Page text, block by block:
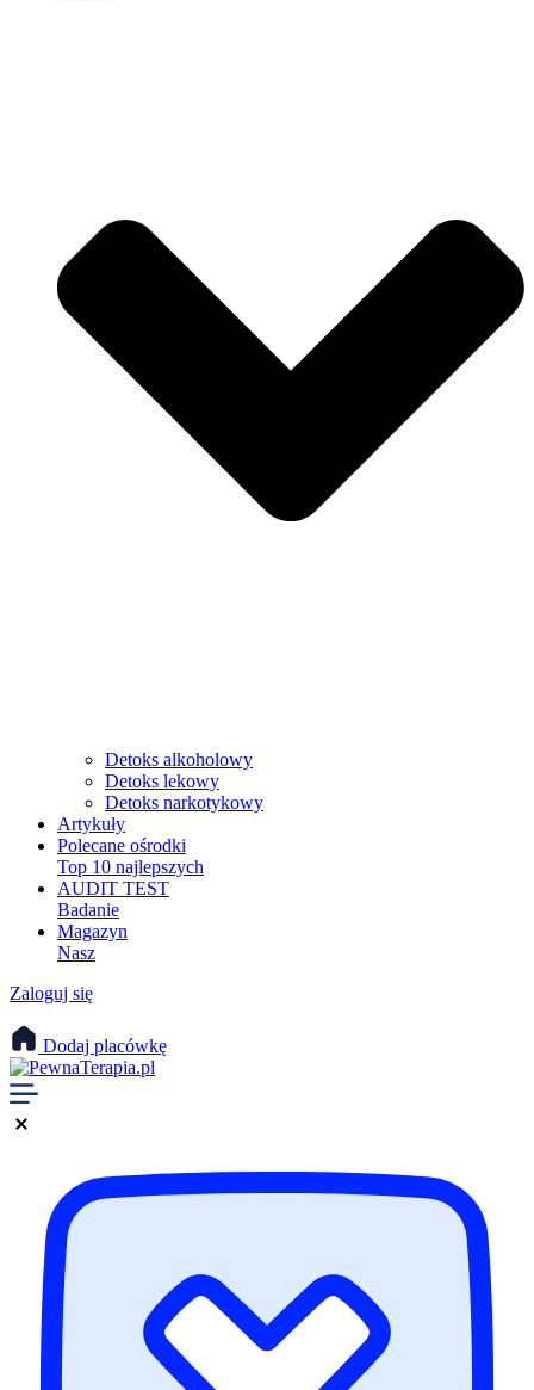
Detoks alkoholowy
Detoks lekowy
Detoks narkotykowy
Artykuły
Polecane ośrodki
Top 10 najlepszych
AUDIT TEST
Badanie
Magazyn
Nasz
Zaloguj się
Dodaj placówkę